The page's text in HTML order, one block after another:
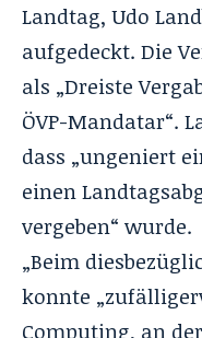
Landtag, Udo
aufgedeckt. Die
als „Dreiste
ÖVP-Mandatar“.
dass „ungeniert
einen
vergeben“ wurde.
„Beim
konnte
Computing, an